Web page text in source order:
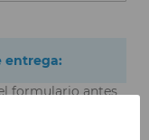
entrega:
formulario antes